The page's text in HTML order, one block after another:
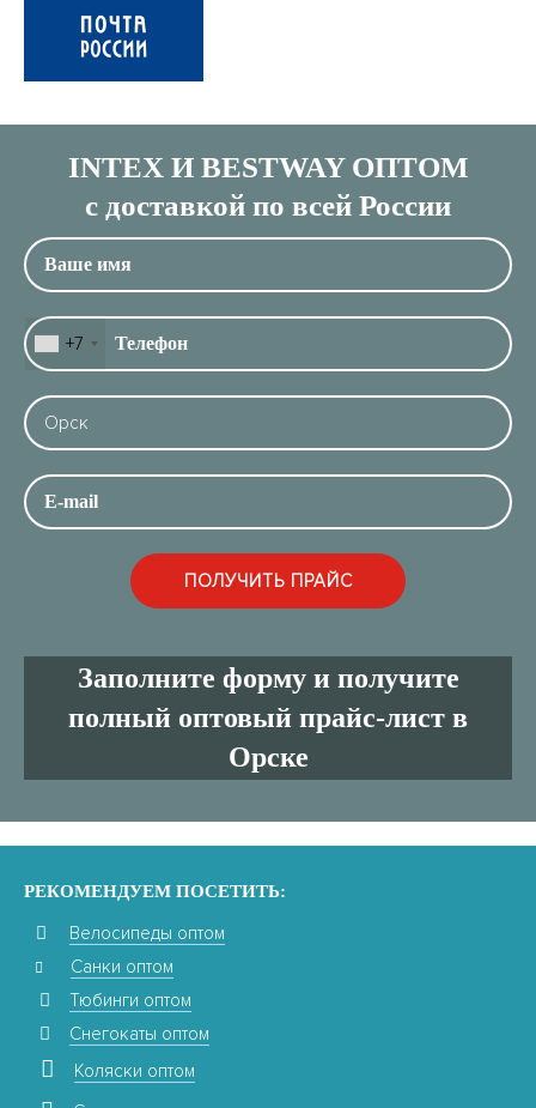
INTEX И BESTWAY ОПТОМ
с доставкой по всей России
+7
Заполните форму и получите
полный оптовый прайс-лист в
Орске
РЕКОМЕНДУЕМ ПОСЕТИТЬ:
Велосипеды оптом
Санки оптом
Тюбинги оптом
Снегокаты оптом
Коляски оптом